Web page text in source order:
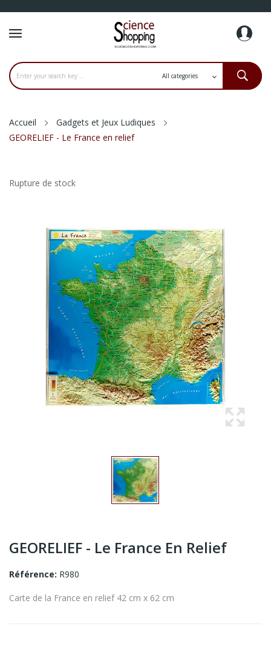
Accueil
Gadgets et Jeux Ludiques
GEORELIEF - Le France en relief
Rupture de stock
GEORELIEF - Le France En Relief
Référence: R980
Carte de la France en relief 42 cm x 62 cm